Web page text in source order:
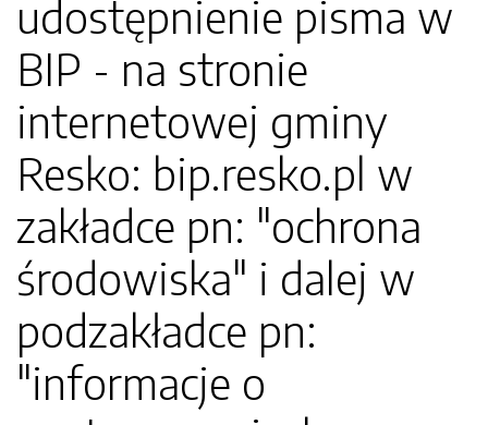
udostępnienie pisma w
BIP - na stronie
internetowej gminy
Resko: bip.resko.pl w
zakładce pn: "ochrona
środowiska" i dalej w
podzakładce pn:
"informacje o